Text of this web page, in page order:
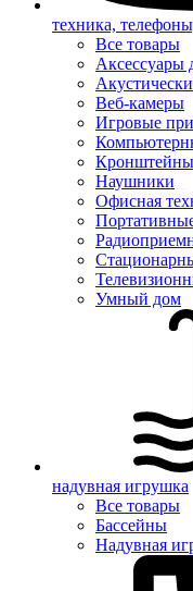
техника,
Все товары
Аксессуары
Веб-камеры
Игровые
Кронштейны
Наушники
Офисная
Умный дом
надувная игрушка
Все товары
Бассейны
Надувная